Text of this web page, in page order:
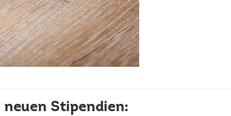
Stipendien: